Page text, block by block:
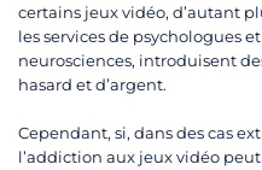
certains jeux vidéo, d’autant
les services de psychologues
neurosciences, introduisent
hasard et d’argent.
Cependant, si, dans des cas
l’addiction aux jeux vidéo